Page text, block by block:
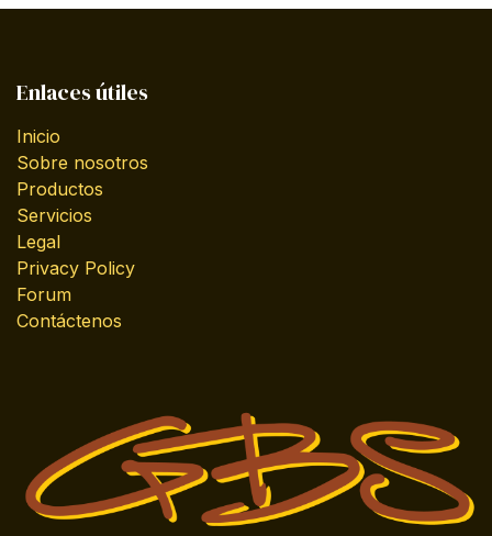
Enlaces útiles
Inicio
Sobre nosotros
Productos
Servicios
Legal
Privacy Policy
Forum
Contáctenos